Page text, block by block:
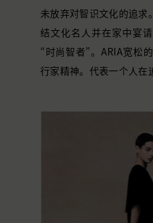
未放弃对智识文化的追求
结文化名人并在家中宴
“时尚 智者”。 ARIA宽松
行家精神。代表一个人在